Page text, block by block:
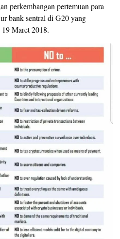
perkembangan pertemuan para
bank sentral di G20 yang
Maret 2018.